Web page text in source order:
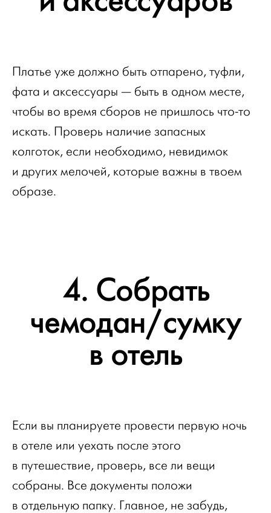
Платье уже должно быть отпарено, туфли,
фата и аксессуары — быть в одном месте,
чтобы во время сборов не пришлось что-то
искать. Проверь наличие запасных
колготок, если необходимо, невидимок
и других мелочей, которые важны в твоем
образе.
4. Собрать
чемодан/сумку
в отель
Если вы планируете провести первую ночь
в отеле или уехать после этого
в путешествие, проверь, все ли вещи
собраны. Все документы положи
в отдельную папку. Главное, не забудь,